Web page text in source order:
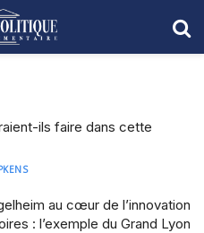
ils faire dans cette
au cœur de l’innovation
: l’exemple du Grand Lyon